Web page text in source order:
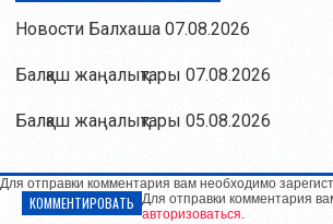
Новости Балхаша 07.08.2026
Балқаш жаңалықтары 07.08.2026
Балқаш жаңалықтары 05.08.2026
Для отправки комментария вам необходимо
КОММЕНТИРОВАТЬ Для отправки комментария
авторизоваться.